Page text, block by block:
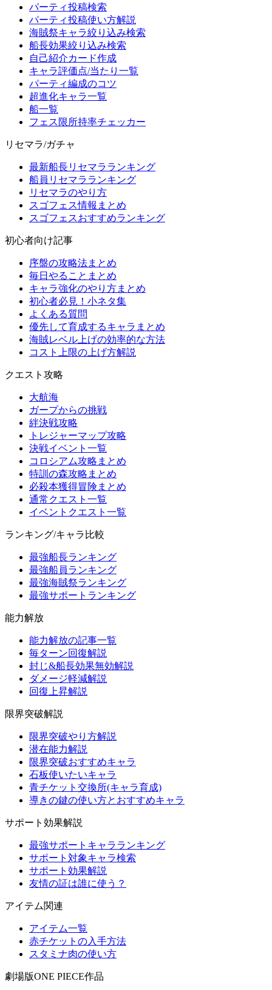
パーティ投稿検索
パーティ投稿使い方解説
海賊祭キャラ絞り込み検索
船長効果絞り込み検索
自己紹介カード作成
キャラ評価点/当たり一覧
パーティ編成のコツ
超進化キャラ一覧
船一覧
フェス限所持率チェッカー
リセマラ/ガチャ
最新船長リセマラランキング
船員リセマラランキング
リセマラのやり方
スゴフェス情報まとめ
スゴフェスおすすめランキング
初心者向け記事
序盤の攻略法まとめ
毎日やることまとめ
キャラ強化のやり方まとめ
初心者必見！小ネタ集
よくある質問
優先して育成するキャラまとめ
海賊レベル上げの効率的な方法
コスト上限の上げ方解説
クエスト攻略
大航海
ガープからの挑戦
絆決戦攻略
トレジャーマップ攻略
決戦イベント一覧
コロシアム攻略まとめ
特訓の森攻略まとめ
必殺本獲得冒険まとめ
通常クエスト一覧
イベントクエスト一覧
ランキング/キャラ比較
最強船長ランキング
最強船員ランキング
最強海賊祭ランキング
最強サポートランキング
能力解放
能力解放の記事一覧
毎ターン回復解説
封じ&船長効果無効解説
ダメージ軽減解説
回復上昇解説
限界突破解説
限界突破やり方解説
潜在能力解説
限界突破おすすめキャラ
石板使いたいキャラ
青チケット交換所(キャラ育成)
導きの鍵の使い方とおすすめキャラ
サポート効果解説
最強サポートキャラランキング
サポート対象キャラ検索
サポート効果解説
友情の証は誰に使う？
アイテム関連
アイテム一覧
赤チケットの入手方法
スタミナ肉の使い方
劇場版ONE PIECE作品